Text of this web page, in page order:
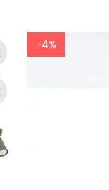
-4%